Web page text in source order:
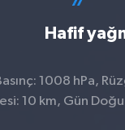
Hafif
1008 hPa,
10 km, Gün